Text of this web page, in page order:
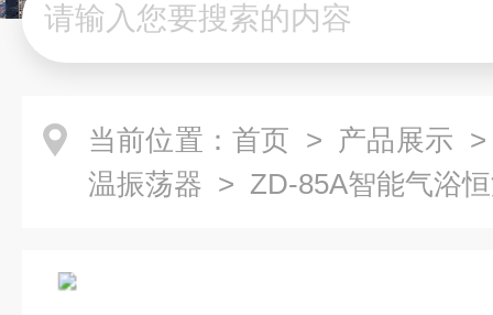
当前位置： 首页 > 产品展示
温振荡器 > ZD-85A智能气浴